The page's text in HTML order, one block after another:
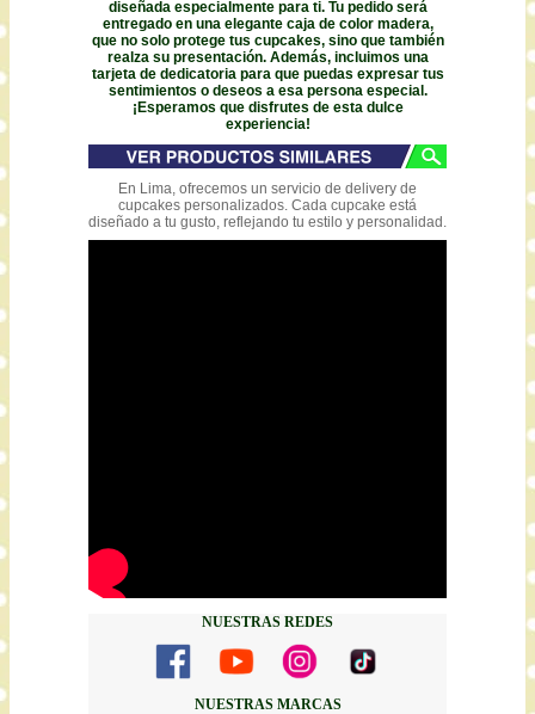
diseñada especialmente para ti. Tu pedido será
entregado en una elegante caja de color madera,
que no solo protege tus cupcakes, sino que también
realza su presentación. Además, incluimos una
tarjeta de dedicatoria para que puedas expresar tus
sentimientos o deseos a esa persona especial.
¡Esperamos que disfrutes de esta dulce
experiencia!
En Lima, ofrecemos un servicio de delivery de
cupcakes personalizados. Cada cupcake está
diseñado a tu gusto, reflejando tu estilo y personalidad.
NUESTRAS REDES
NUESTRAS MARCAS